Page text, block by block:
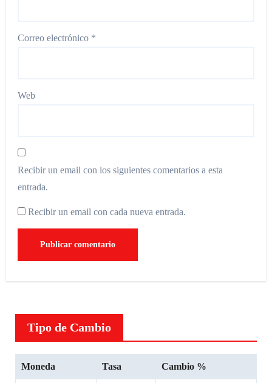
Correo electrónico *
Web
Recibir un email con los siguientes comentarios a esta
entrada.
Recibir un email con cada nueva entrada.
Tipo de Cambio
Moneda Tasa Cambio %